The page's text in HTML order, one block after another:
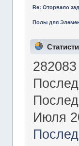
Re: Оторвало
Полы для
Июля